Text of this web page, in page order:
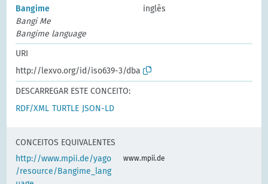
Bangime
inglês
Bangi Me
Bangime language
URI
http://lexvo.org/id/iso639-3/dba
DESCARREGAR ESTE CONCEITO:
RDF/XML TURTLE JSON-LD
CONCEITOS EQUIVALENTES
http://www.mpii.de/yago
/resource/Bangime_lang
www.mpii.de